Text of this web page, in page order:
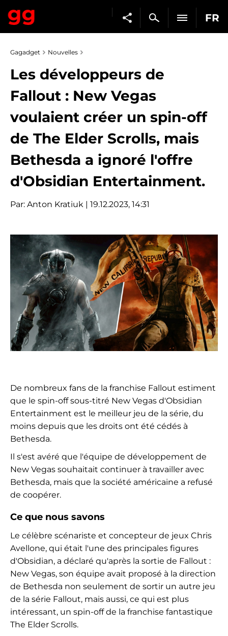
FR
Gagadget Nouvelles
Les développeurs de
Fallout : New Vegas
voulaient créer un spin-off
de The Elder Scrolls, mais
Bethesda a ignoré l'offre
d'Obsidian Entertainment.
Par: Anton Kratiuk | 19.12.2023, 14:31
De nombreux fans de la franchise Fallout estiment
que le spin-off sous-titré New Vegas d'Obsidian
Entertainment est le meilleur jeu de la série, du
moins depuis que les droits ont été cédés à
Bethesda.
Il s'est avéré que l'équipe de développement de
New Vegas souhaitait continuer à travailler avec
Bethesda, mais que la société américaine a refusé
de coopérer.
Ce que nous savons
Le célèbre scénariste et concepteur de jeux Chris
Avellone, qui était l'une des principales figures
d'Obsidian, a déclaré qu'après la sortie de Fallout :
New Vegas, son équipe avait proposé à la direction
de Bethesda non seulement de sortir un autre jeu
de la série Fallout, mais aussi, ce qui est plus
intéressant, un spin-off de la franchise fantastique
The Elder Scrolls.